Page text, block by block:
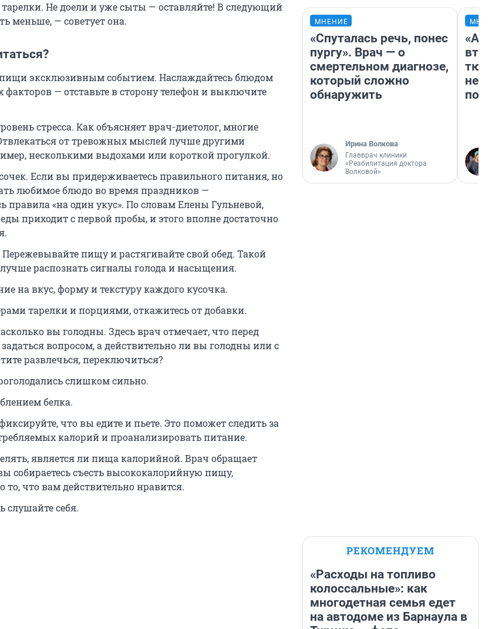
тарелки. Не доели и уже сыты — оставляйте! В следующий
меньше, — советует она.
эксклюзивным событием. Наслаждайтесь блюдом
факторов — отставьте в сторону телефон и выключите
стресса. Как объясняет врач-диетолог, многие
от тревожных мыслей лучше другими
несколькими выдохами или короткой прогулкой.
Если вы придерживаетесь правильного питания, но
любимое блюдо во время праздников —
правила «на один укус». По словам Елены Гульневой,
приходит с первой пробы, и этого вполне достаточно
пищу и растягивайте свой обед. Такой
распознать сигналы голода и насыщения.
на вкус, форму и текстуру каждого кусочка.
тарелки и порциями, откажитесь от добавки.
вы голодны. Здесь врач отмечает, что перед
вопросом, а действительно ли вы голодны или с
развлечься, переключиться?
слишком сильно.
белка.
что вы едите и пьете. Это поможет следить за
калорий и проанализировать питание.
является ли пища калорийной. Врач обращает
собираетесь съесть высококалорийную пищу,
то, что вам действительно нравится.
слушайте себя.
МНЕНИЕ
«Спуталась речь, понес
пургу». Врач — о
смертельном диагнозе,
который сложно
обнаружить
Ирина Волкова
Главврач клиники
«Реабилитация доктора
Волковой»
РЕКОМЕНДУЕМ
«Расходы на топливо
колоссальные»: как
многодетная семья едет
на автодоме из Барнаула в